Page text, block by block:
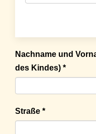
Nachname und
des Kindes) *
Straße *